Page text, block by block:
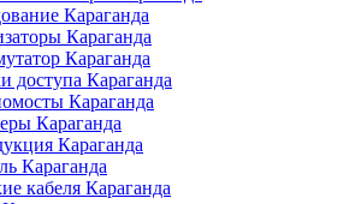
Караганда
Караганда
Караганда
доступа Караганда
Караганда
Караганда
Караганда
Караганда
кабеля Караганда